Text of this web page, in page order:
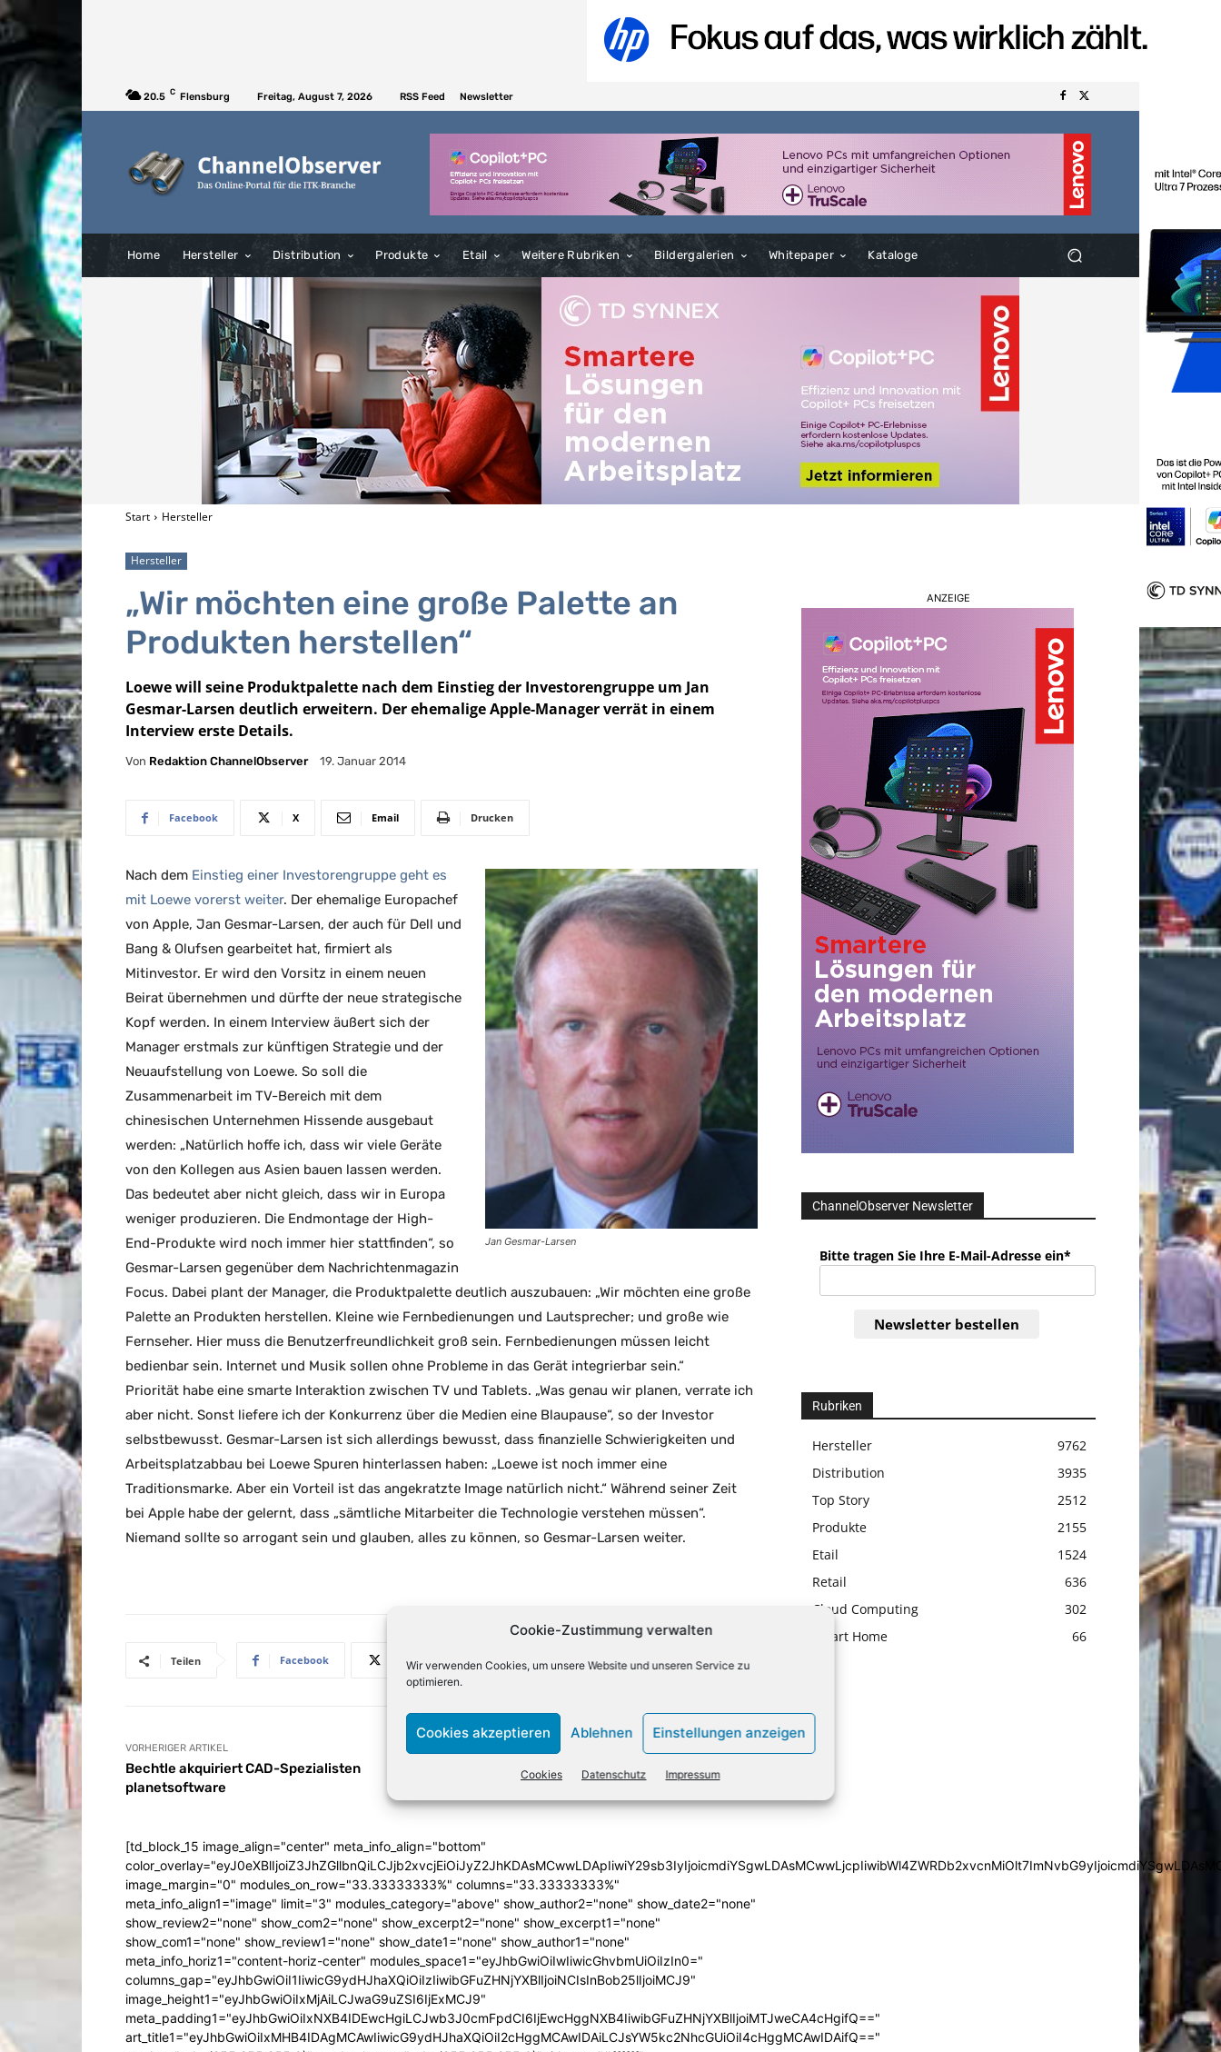
Cookie-Zustimmung verwalten
Wir verwenden Cookies, um unsere Website und unseren Service zu
optimieren.
Cookies akzeptieren Ablehnen Einstellungen anzeigen
Cookies Datenschutz Impressum
20.5 C Flensburg Freitag, August 7, 2026 RSS Feed Newsletter
Home Hersteller Distribution Produkte Etail Weitere Rubriken Bildergalerien Whitepaper Kataloge
Start Hersteller
Hersteller
„Wir möchten eine große Palette an
Produkten herstellen“
Loewe will seine Produktpalette nach dem Einstieg der Investorengruppe um Jan
Gesmar-Larsen deutlich erweitern. Der ehemalige Apple-Manager verrät in einem
Interview erste Details.
Von Redaktion ChannelObserver 19. Januar 2014
Facebook X Email Drucken
Jan Gesmar-Larsen
Nach dem Einstieg einer Investorengruppe geht es
mit Loewe vorerst weiter. Der ehemalige Europachef
von Apple, Jan Gesmar-Larsen, der auch für Dell und
Bang & Olufsen gearbeitet hat, firmiert als
Mitinvestor. Er wird den Vorsitz in einem neuen
Beirat übernehmen und dürfte der neue strategische
Kopf werden. In einem Interview äußert sich der
Manager erstmals zur künftigen Strategie und der
Neuaufstellung von Loewe. So soll die
Zusammenarbeit im TV-Bereich mit dem
chinesischen Unternehmen Hissende ausgebaut
werden: „Natürlich hoffe ich, dass wir viele Geräte
von den Kollegen aus Asien bauen lassen werden.
Das bedeutet aber nicht gleich, dass wir in Europa
weniger produzieren. Die Endmontage der High-
End-Produkte wird noch immer hier stattfinden“, so
Gesmar-Larsen gegenüber dem Nachrichtenmagazin
Focus. Dabei plant der Manager, die Produktpalette deutlich auszubauen: „Wir möchten eine große
Palette an Produkten herstellen. Kleine wie Fernbedienungen und Lautsprecher; und große wie
Fernseher. Hier muss die Benutzerfreundlichkeit groß sein. Fernbedienungen müssen leicht
bedienbar sein. Internet und Musik sollen ohne Probleme in das Gerät integrierbar sein.“
Priorität habe eine smarte Interaktion zwischen TV und Tablets. „Was genau wir planen, verrate ich
aber nicht. Sonst liefere ich der Konkurrenz über die Medien eine Blaupause“, so der Investor
selbstbewusst. Gesmar-Larsen ist sich allerdings bewusst, dass finanzielle Schwierigkeiten und
Arbeitsplatzabbau bei Loewe Spuren hinterlassen haben: „Loewe ist noch immer eine
Traditionsmarke. Aber ein Vorteil ist das angekratzte Image natürlich nicht.“ Während seiner Zeit
bei Apple habe der gelernt, dass „sämtliche Mitarbeiter die Technologie verstehen müssen“.
Niemand sollte so arrogant sein und glauben, alles zu können, so Gesmar-Larsen weiter.
Teilen Facebook X Email Drucken
VORHERIGER ARTIKEL
Bechtle akquiriert CAD-Spezialisten
planetsoftware
Klarsicht IT führt Beschaffungssoftware „cop“
[td_block_15 image_align="center" meta_info_align="bottom"
image_margin="0" modules_on_row="33.33333333%" columns="33.33333333%"
meta_info_align1="image" limit="3" modules_category="above" show_author2="none" show_date2="none"
show_review2="none" show_com2="none" show_excerpt2="none" show_excerpt1="none"
show_com1="none" show_review1="none" show_date1="none" show_author1="none"
meta_info_horiz1="content-horiz-center" modules_space1="eyJhbGwiOiIwIiwicGhvbmUiOiIzIn0="
columns_gap="eyJhbGwiOiI1IiwicG9ydHJhaXQiOiIzIiwibGFuZHNjYXBlIjoiNCIsInBob25lIjoiMCJ9"
image_height1="eyJhbGwiOiIxMjAiLCJwaG9uZSI6IjExMCJ9"
meta_padding1="eyJhbGwiOiIxNXB4IDEwcHgiLCJwb3J0cmFpdCI6IjEwcHggNXB4IiwibGFuZHNjYXBlIjoiMTJweCA4cHgifQ=="
art_title1="eyJhbGwiOiIxMHB4IDAgMCAwIiwicG9ydHJhaXQiOiI2cHggMCAwIDAiLCJsYW5kc2NhcGUiOiI4cHggMCAwIDAifQ=="
ANZEIGE
ChannelObserver Newsletter
Bitte tragen Sie Ihre E-Mail-Adresse ein*
Newsletter bestellen
Rubriken
Hersteller
9762
Distribution
3935
Top Story
2512
Produkte
2155
Etail
1524
Retail
636
Cloud Computing
302
Smart Home
66